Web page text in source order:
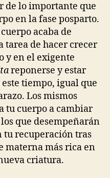
de lo importante que
en la fase posparto.
acaba de
de hacer crecer
y en el exigente
reponerse y estar
tiempo, igual que
Los mismos
tu cuerpo a cambiar
que desempeñarán
recuperación tras
materna más rica en
criatura.